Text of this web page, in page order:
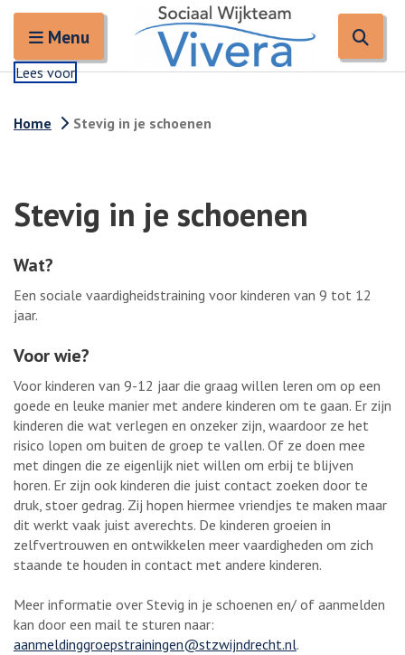
Open en sluit het
Menu
Lees voor
Home Stevig in je schoenen
Stevig in je schoenen
Wat?
Een sociale vaardigheidstraining voor kinderen van 9 tot 12
jaar.
Voor wie?
Voor kinderen van 9-12 jaar die graag willen leren om op een
goede en leuke manier met andere kinderen om te gaan. Er zijn
kinderen die wat verlegen en onzeker zijn, waardoor ze het
risico lopen om buiten de groep te vallen. Of ze doen mee
met dingen die ze eigenlijk niet willen om erbij te blijven
horen. Er zijn ook kinderen die juist contact zoeken door te
druk, stoer gedrag. Zij hopen hiermee vriendjes te maken maar
dit werkt vaak juist averechts. De kinderen groeien in
zelfvertrouwen en ontwikkelen meer vaardigheden om zich
staande te houden in contact met andere kinderen.
Meer informatie over Stevig in je schoenen en/ of aanmelden
kan door een mail te sturen naar:
aanmeldinggroepstrainingen@stzwijndrecht.nl.